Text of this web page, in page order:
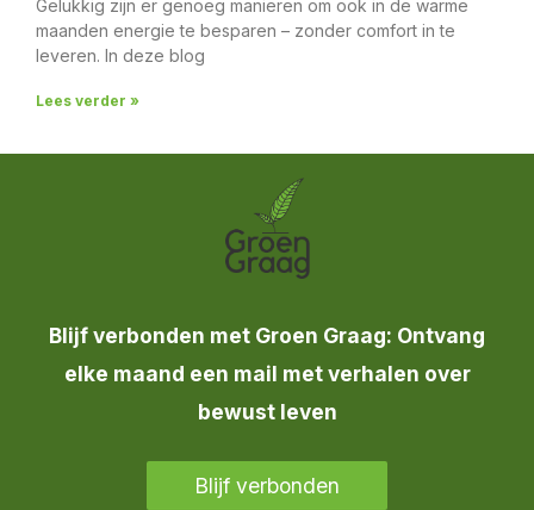
Gelukkig zijn er genoeg manieren om ook in de warme
maanden energie te besparen – zonder comfort in te
leveren. In deze blog
Lees verder »
Blijf verbonden met Groen Graag: Ontvang
elke maand een mail met verhalen over
bewust leven
Blijf verbonden